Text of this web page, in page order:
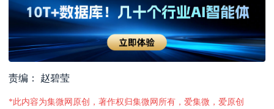
责编： 赵碧莹
*此内容为集微网原创，著作权归集微网所有，爱集微，爱原创